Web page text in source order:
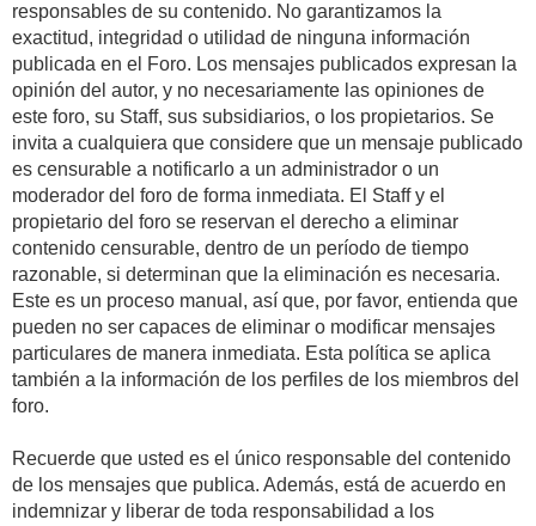
responsables de su contenido. No garantizamos la
exactitud, integridad o utilidad de ninguna información
publicada en el Foro. Los mensajes publicados expresan la
opinión del autor, y no necesariamente las opiniones de
este foro, su Staff, sus subsidiarios, o los propietarios. Se
invita a cualquiera que considere que un mensaje publicado
es censurable a notificarlo a un administrador o un
moderador del foro de forma inmediata. El Staff y el
propietario del foro se reservan el derecho a eliminar
contenido censurable, dentro de un período de tiempo
razonable, si determinan que la eliminación es necesaria.
Este es un proceso manual, así que, por favor, entienda que
pueden no ser capaces de eliminar o modificar mensajes
particulares de manera inmediata. Esta política se aplica
también a la información de los perfiles de los miembros del
foro.
Recuerde que usted es el único responsable del contenido
de los mensajes que publica. Además, está de acuerdo en
indemnizar y liberar de toda responsabilidad a los